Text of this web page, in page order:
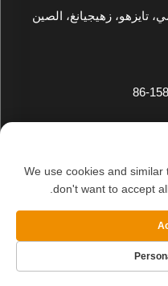
يينغ للتصدير والاستيراد
سياسة الخصوصية
We use cookies and
don't want to accept